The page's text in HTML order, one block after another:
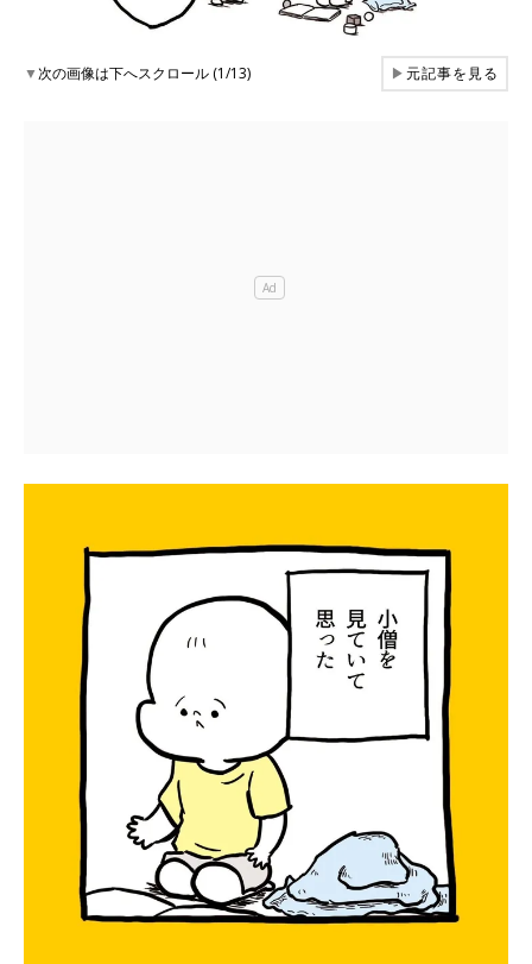
▼次の画像は下へスクロール (1/13) ▶元記事を見る